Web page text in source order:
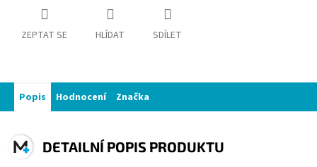
ZEPTAT SE HLÍDAT SDÍLET
Popis Hodnocení Značka
DETAILNÍ POPIS PRODUKTU